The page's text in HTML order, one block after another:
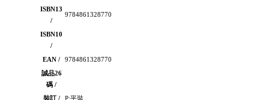
ISBN13
/
9784861328770
ISBN10
/
EAN /
9784861328770
誠品26
碼 /
裝訂 /
P:平裝